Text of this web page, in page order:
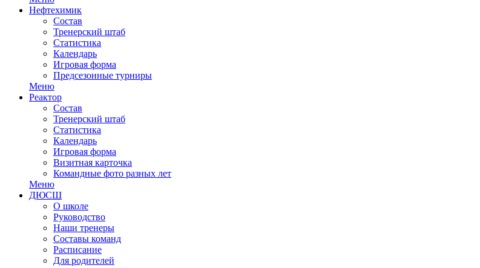
Нефтехимик
Состав
Тренерский штаб
Статистика
Календарь
Игровая форма
Предсезонные турниры
Меню
Реактор
Состав
Тренерский штаб
Статистика
Календарь
Игровая форма
Визитная карточка
Командные фото разных лет
Меню
ДЮСШ
О школе
Руководство
Наши тренеры
Составы команд
Расписание
Для родителей